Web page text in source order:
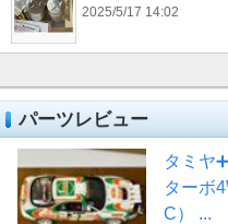
2025/5/17 14:02
パーツレビュー
タミヤ
ターボ
C） ...